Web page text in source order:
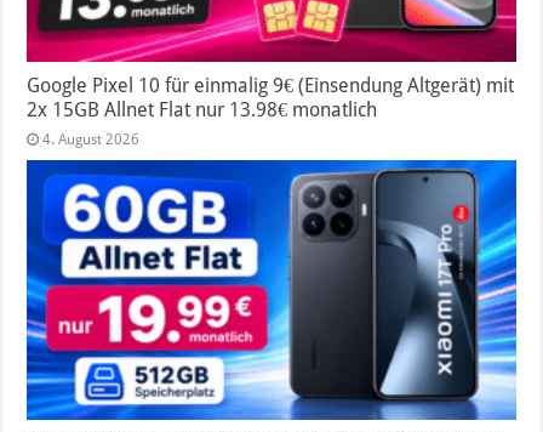
Google Pixel 10 für einmalig 9€ (Einsendung Altgerät) mit
2x 15GB Allnet Flat nur 13.98€ monatlich
4. August 2026